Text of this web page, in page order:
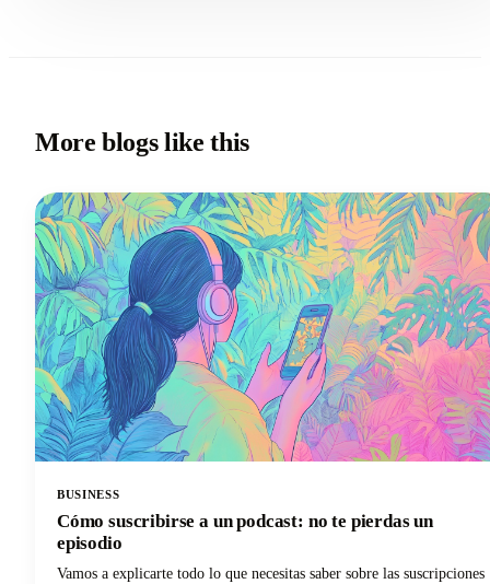
More blogs like this
BUSINESS
Cómo suscribirse a un podcast: no te pierdas un
episodio
Vamos a explicarte todo lo que necesitas saber sobre las suscripciones